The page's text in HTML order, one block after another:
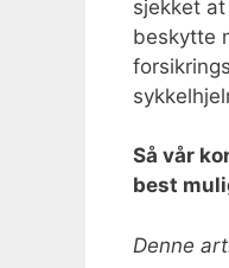
sjekket
beskytte
Så vår
best
Denne